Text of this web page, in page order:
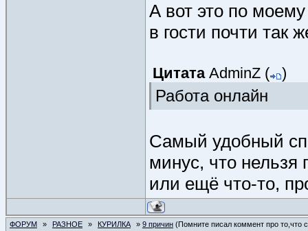
А вот это по
в гости почти так
Цитата AdminZ ( )
Работа онлайн
Самый удобный
минус, что нельзя
или ещё что-то,
ФОРУМ » РАЗНОЕ » КУРИЛКА » 9 причин (Помните писал коммент про